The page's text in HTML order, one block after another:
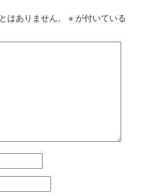
はありません。 ※ が付いている